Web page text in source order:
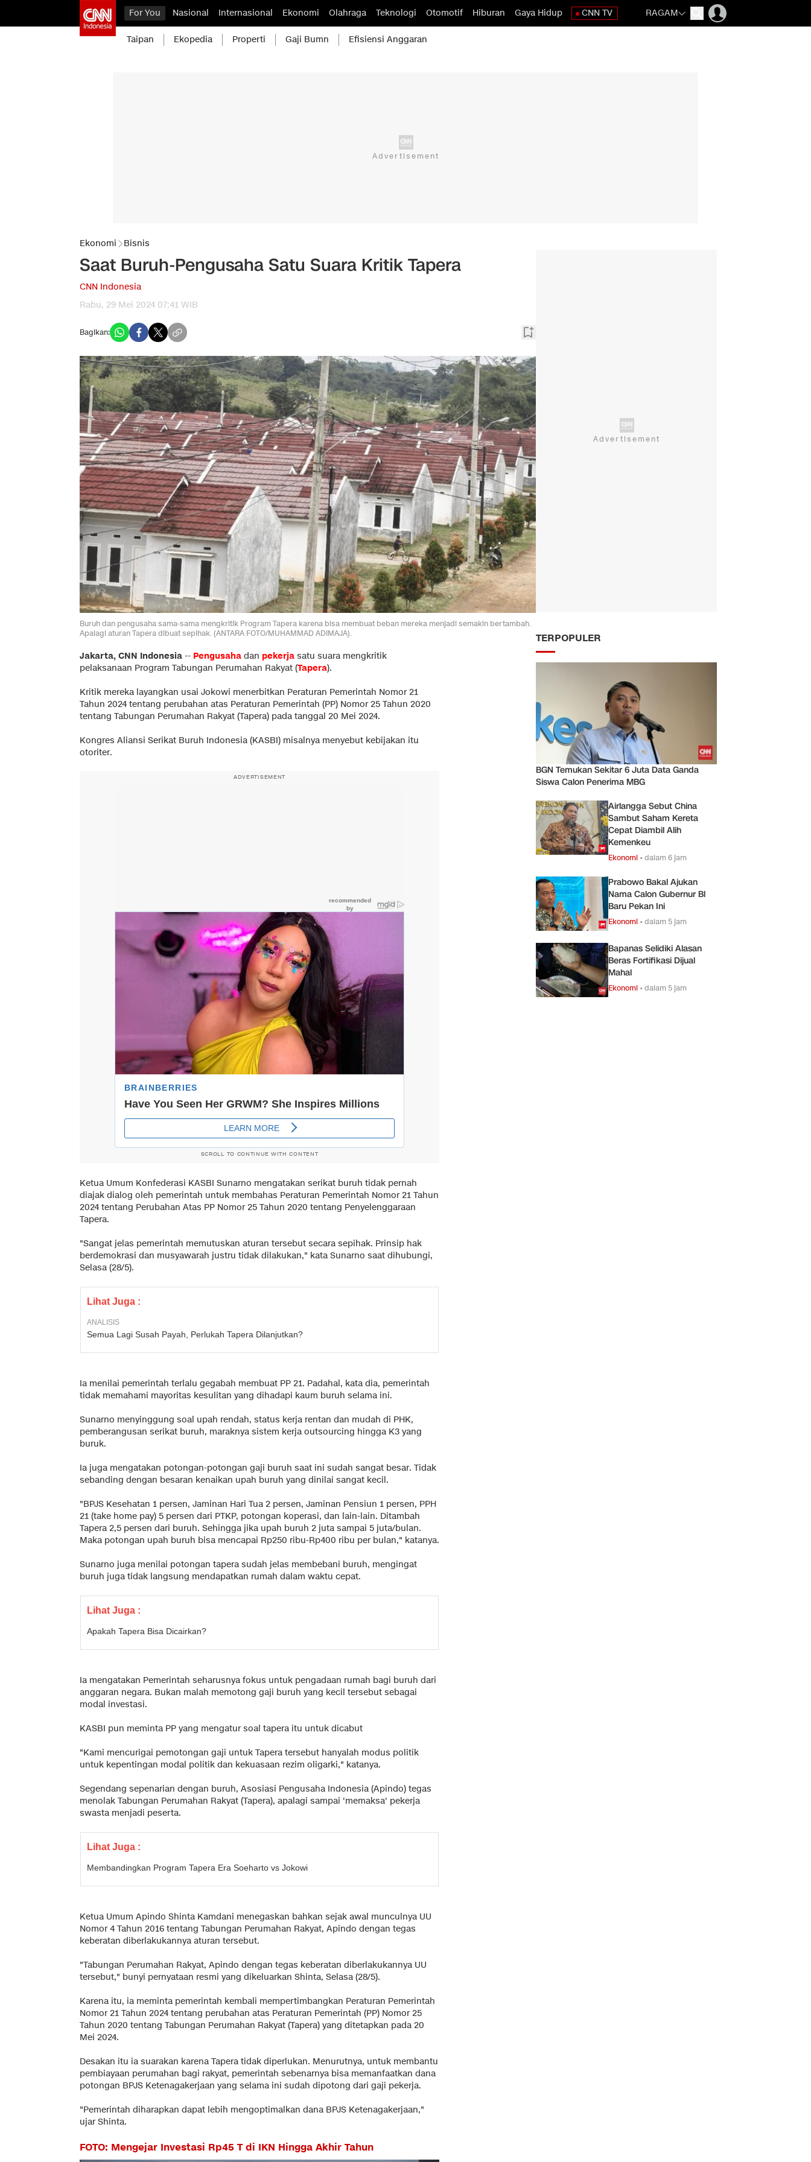
For You Nasional Internasional Ekonomi Olahraga Teknologi Otomotif Hiburan Gaya Hidup CNN TV RAGAM
Taipan Ekopedia Properti Gaji Bumn Efisiensi Anggaran
Ekonomi Bisnis
Saat Buruh-Pengusaha Satu Suara Kritik Tapera
CNN Indonesia
Rabu, 29 Mei 2024 07:41 WIB
Bagikan:
Buruh dan pengusaha sama-sama mengkritik Program Tapera karena bisa membuat beban mereka menjadi semakin bertambah.
Apalagi aturan Tapera dibuat sepihak. (ANTARA FOTO/MUHAMMAD ADIMAJA).
Jakarta, CNN Indonesia -- Pengusaha dan pekerja satu suara mengkritik
pelaksanaan Program Tabungan Perumahan Rakyat (Tapera).
Kritik mereka layangkan usai Jokowi menerbitkan Peraturan Pemerintah Nomor 21
Tahun 2024 tentang perubahan atas Peraturan Pemerintah (PP) Nomor 25 Tahun 2020
tentang Tabungan Perumahan Rakyat (Tapera) pada tanggal 20 Mei 2024.
Kongres Aliansi Serikat Buruh Indonesia (KASBI) misalnya menyebut kebijakan itu
otoriter.
ADVERTISEMENT
SCROLL TO CONTINUE WITH CONTENT
Ketua Umum Konfederasi KASBI Sunarno mengatakan serikat buruh tidak pernah
diajak dialog oleh pemerintah untuk membahas Peraturan Pemerintah Nomor 21 Tahun
2024 tentang Perubahan Atas PP Nomor 25 Tahun 2020 tentang Penyelenggaraan
Tapera.
"Sangat jelas pemerintah memutuskan aturan tersebut secara sepihak. Prinsip hak
berdemokrasi dan musyawarah justru tidak dilakukan," kata Sunarno saat dihubungi,
Selasa (28/5).
Lihat Juga :
ANALISIS
Semua Lagi Susah Payah, Perlukah Tapera Dilanjutkan?
Ia menilai pemerintah terlalu gegabah membuat PP 21. Padahal, kata dia, pemerintah
tidak memahami mayoritas kesulitan yang dihadapi kaum buruh selama ini.
Sunarno menyinggung soal upah rendah, status kerja rentan dan mudah di PHK,
pemberangusan serikat buruh, maraknya sistem kerja outsourcing hingga K3 yang
buruk.
Ia juga mengatakan potongan-potongan gaji buruh saat ini sudah sangat besar. Tidak
sebanding dengan besaran kenaikan upah buruh yang dinilai sangat kecil.
"BPJS Kesehatan 1 persen, Jaminan Hari Tua 2 persen, Jaminan Pensiun 1 persen, PPH
21 (take home pay) 5 persen dari PTKP, potongan koperasi, dan lain-lain. Ditambah
Tapera 2,5 persen dari buruh. Sehingga jika upah buruh 2 juta sampai 5 juta/bulan.
Maka potongan upah buruh bisa mencapai Rp250 ribu-Rp400 ribu per bulan," katanya.
Sunarno juga menilai potongan tapera sudah jelas membebani buruh, mengingat
buruh juga tidak langsung mendapatkan rumah dalam waktu cepat.
Lihat Juga :
Apakah Tapera Bisa Dicairkan?
Ia mengatakan Pemerintah seharusnya fokus untuk pengadaan rumah bagi buruh dari
anggaran negara. Bukan malah memotong gaji buruh yang kecil tersebut sebagai
modal investasi.
KASBI pun meminta PP yang mengatur soal tapera itu untuk dicabut
"Kami mencurigai pemotongan gaji untuk Tapera tersebut hanyalah modus politik
untuk kepentingan modal politik dan kekuasaan rezim oligarki," katanya.
Segendang sepenarian dengan buruh, Asosiasi Pengusaha Indonesia (Apindo) tegas
menolak Tabungan Perumahan Rakyat (Tapera), apalagi sampai 'memaksa' pekerja
swasta menjadi peserta.
Lihat Juga :
Membandingkan Program Tapera Era Soeharto vs Jokowi
Ketua Umum Apindo Shinta Kamdani menegaskan bahkan sejak awal munculnya UU
Nomor 4 Tahun 2016 tentang Tabungan Perumahan Rakyat, Apindo dengan tegas
keberatan diberlakukannya aturan tersebut.
"Tabungan Perumahan Rakyat, Apindo dengan tegas keberatan diberlakukannya UU
tersebut," bunyi pernyataan resmi yang dikeluarkan Shinta, Selasa (28/5).
Karena itu, ia meminta pemerintah kembali mempertimbangkan Peraturan Pemerintah
Nomor 21 Tahun 2024 tentang perubahan atas Peraturan Pemerintah (PP) Nomor 25
Tahun 2020 tentang Tabungan Perumahan Rakyat (Tapera) yang ditetapkan pada 20
Mei 2024.
Desakan itu ia suarakan karena Tapera tidak diperlukan. Menurutnya, untuk membantu
pembiayaan perumahan bagi rakyat, pemerintah sebenarnya bisa memanfaatkan dana
potongan BPJS Ketenagakerjaan yang selama ini sudah dipotong dari gaji pekerja.
"Pemerintah diharapkan dapat lebih mengoptimalkan dana BPJS Ketenagakerjaan,"
ujar Shinta.
FOTO: Mengejar Investasi Rp45 T di IKN Hingga Akhir Tahun
TERPOPULER
BGN Temukan Sekitar 6 Juta Data Ganda
Siswa Calon Penerima MBG
Airlangga Sebut China
Sambut Saham Kereta
Cepat Diambil Alih
Kemenkeu
Ekonomi •dalam 6 jam
Prabowo Bakal Ajukan
Nama Calon Gubernur Bl
Baru Pekan Ini
Ekonomi •dalam 5 jam
Bapanas Selidiki Alasan
Beras Fortifikasi Dijual
Mahal
Ekonomi •dalam 5 jam